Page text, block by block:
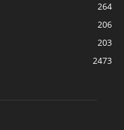
264
206
203
2473